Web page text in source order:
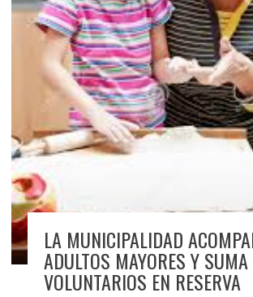
LA MUNICIPALIDAD
ADULTOS MAYORES Y SUMA
VOLUNTARIOS EN RESERVA